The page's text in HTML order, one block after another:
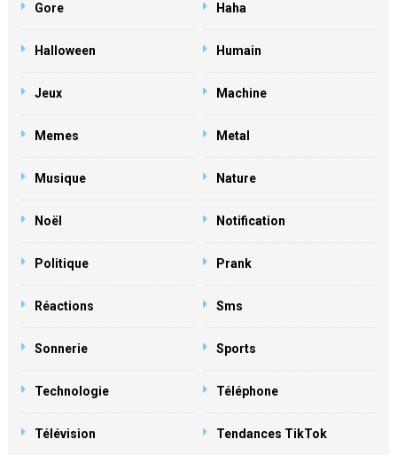
Gore Haha
Halloween Humain
Jeux Machine
Memes Metal
Musique Nature
Noël Notification
Politique Prank
Réactions Sms
Sonnerie Sports
Technologie Téléphone
Télévision Tendances TikTok